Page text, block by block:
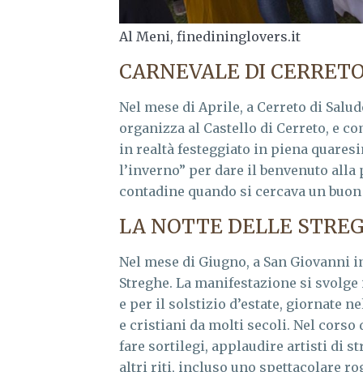
Al Meni, finedininglovers.it
CARNEVALE DI
Nel mese di Aprile, a Cerreto di
organizza al Castello di Cerreto, e
in realtà festeggiato in piena
l’inverno” per dare il benvenuto
contadine quando si cercava un
LA NOTTE DELLE
Nel mese di Giugno, a San
Streghe. La manifestazione si
e per il solstizio d’estate, giornate
e cristiani da molti secoli. Nel
fare sortilegi, applaudire artisti di
altri riti, incluso uno spettacolare